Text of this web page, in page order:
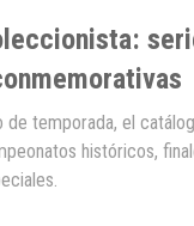
de temporada, el
históricos,